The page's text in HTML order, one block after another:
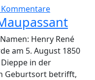
Kommentare
Henry René
am 5. August 1850
in der
Geburtsort betrifft,